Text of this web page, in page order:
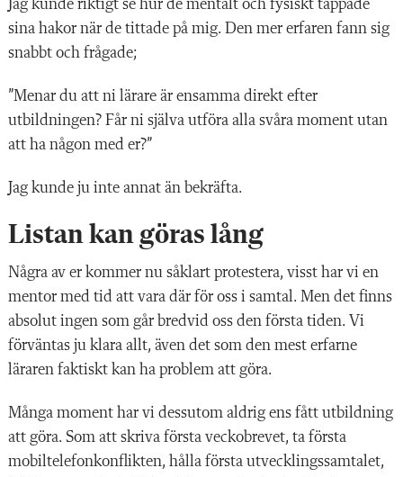
Jag kunde riktigt se hur de mentalt och fysiskt tappade
sina hakor när de tittade på mig. Den mer erfaren fann sig
snabbt och frågade;
”Menar du att ni lärare är ensamma direkt efter
utbildningen? Får ni själva utföra alla svåra moment utan
att ha någon med er?”
Jag kunde ju inte annat än bekräfta.
Listan kan göras lång
Några av er kommer nu såklart protestera, visst har vi en
mentor med tid att vara där för oss i samtal. Men det finns
absolut ingen som går bredvid oss den första tiden. Vi
förväntas ju klara allt, även det som den mest erfarne
läraren faktiskt kan ha problem att göra.
Många moment har vi dessutom aldrig ens fått utbildning
att göra. Som att skriva första veckobrevet, ta första
mobiltelefonkonflikten, hålla första utvecklingssamtalet,